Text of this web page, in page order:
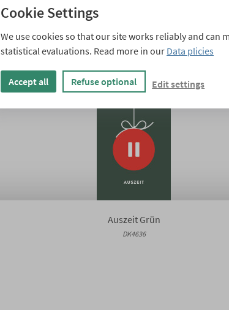
Auszeit Grün
DK4636
Cookie Settings
We use cookies so that our site works reliably and can
statistical evaluations. Read more in our Data plicies
Accept all Refuse optional Edit settings